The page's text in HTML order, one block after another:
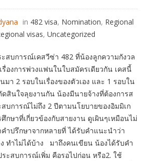
in 482 visa, Nomination, Regional
visas, Uncategorized
สบการณ์เคสวีซ่า 482 ที่น้องลูกความกังวล
องการพ่วงแฟนในใบสมัครเดียวกัน เคสนี้
า 2 รอบในเรื่องของตัวเอง และ 1 รอบใน
สินใจลุยงานกัน น้องมีนายจ้างที่ต้องการส
บการณ์ไม่ถึง 2 ปีตามนโยบายของอิมมิเก
ษาที่เกี่ยวข้องกับสายงาน ดูเผินๆเหมือนไม่
ำปรึกษาจากหลายที่ ได้รับคำแนะนำว่า
ทำไม่ได้บ้าง มาถึงคนเขียน น้องได้รับคำ
ะสบการณ์เพิ่ม คือรอไปก่อน หรือ2. ใช้